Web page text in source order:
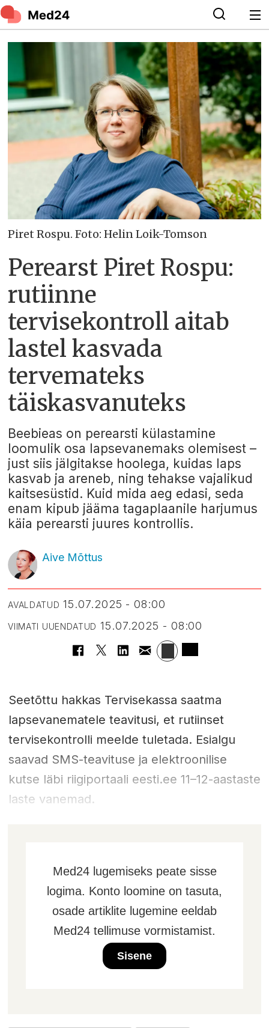
Piret Rospu. Foto: Helin Loik-Tomson
Perearst Piret Rospu:
rutiinne
tervisekontroll aitab
lastel kasvada
tervemateks
täiskasvanuteks
Beebieas on perearsti külastamine
loomulik osa lapsevanemaks olemisest –
just siis jälgitakse hoolega, kuidas laps
kasvab ja areneb, ning tehakse vajalikud
kaitsesüstid. Kuid mida aeg edasi, seda
enam kipub jääma tagaplaanile harjumus
käia perearsti juures kontrollis.
Aive Mõttus
AVALDATUD 15.07.2025 - 08:00
VIIMATI UUENDATUD 15.07.2025 - 08:00
Seetõttu hakkas Tervisekassa saatma
lapsevanematele teavitusi, et rutiinset
tervisekontrolli meelde tuletada. Esialgu
saavad SMS-teavituse ja elektroonilise
kutse läbi riigiportaali eesti.ee 11–12-aastaste
laste vanemad.
Med24 lugemiseks peate sisse
logima. Konto loomine on tasuta,
osade artiklite lugemine eeldab
Med24 tellimuse vormistamist.
Sisene